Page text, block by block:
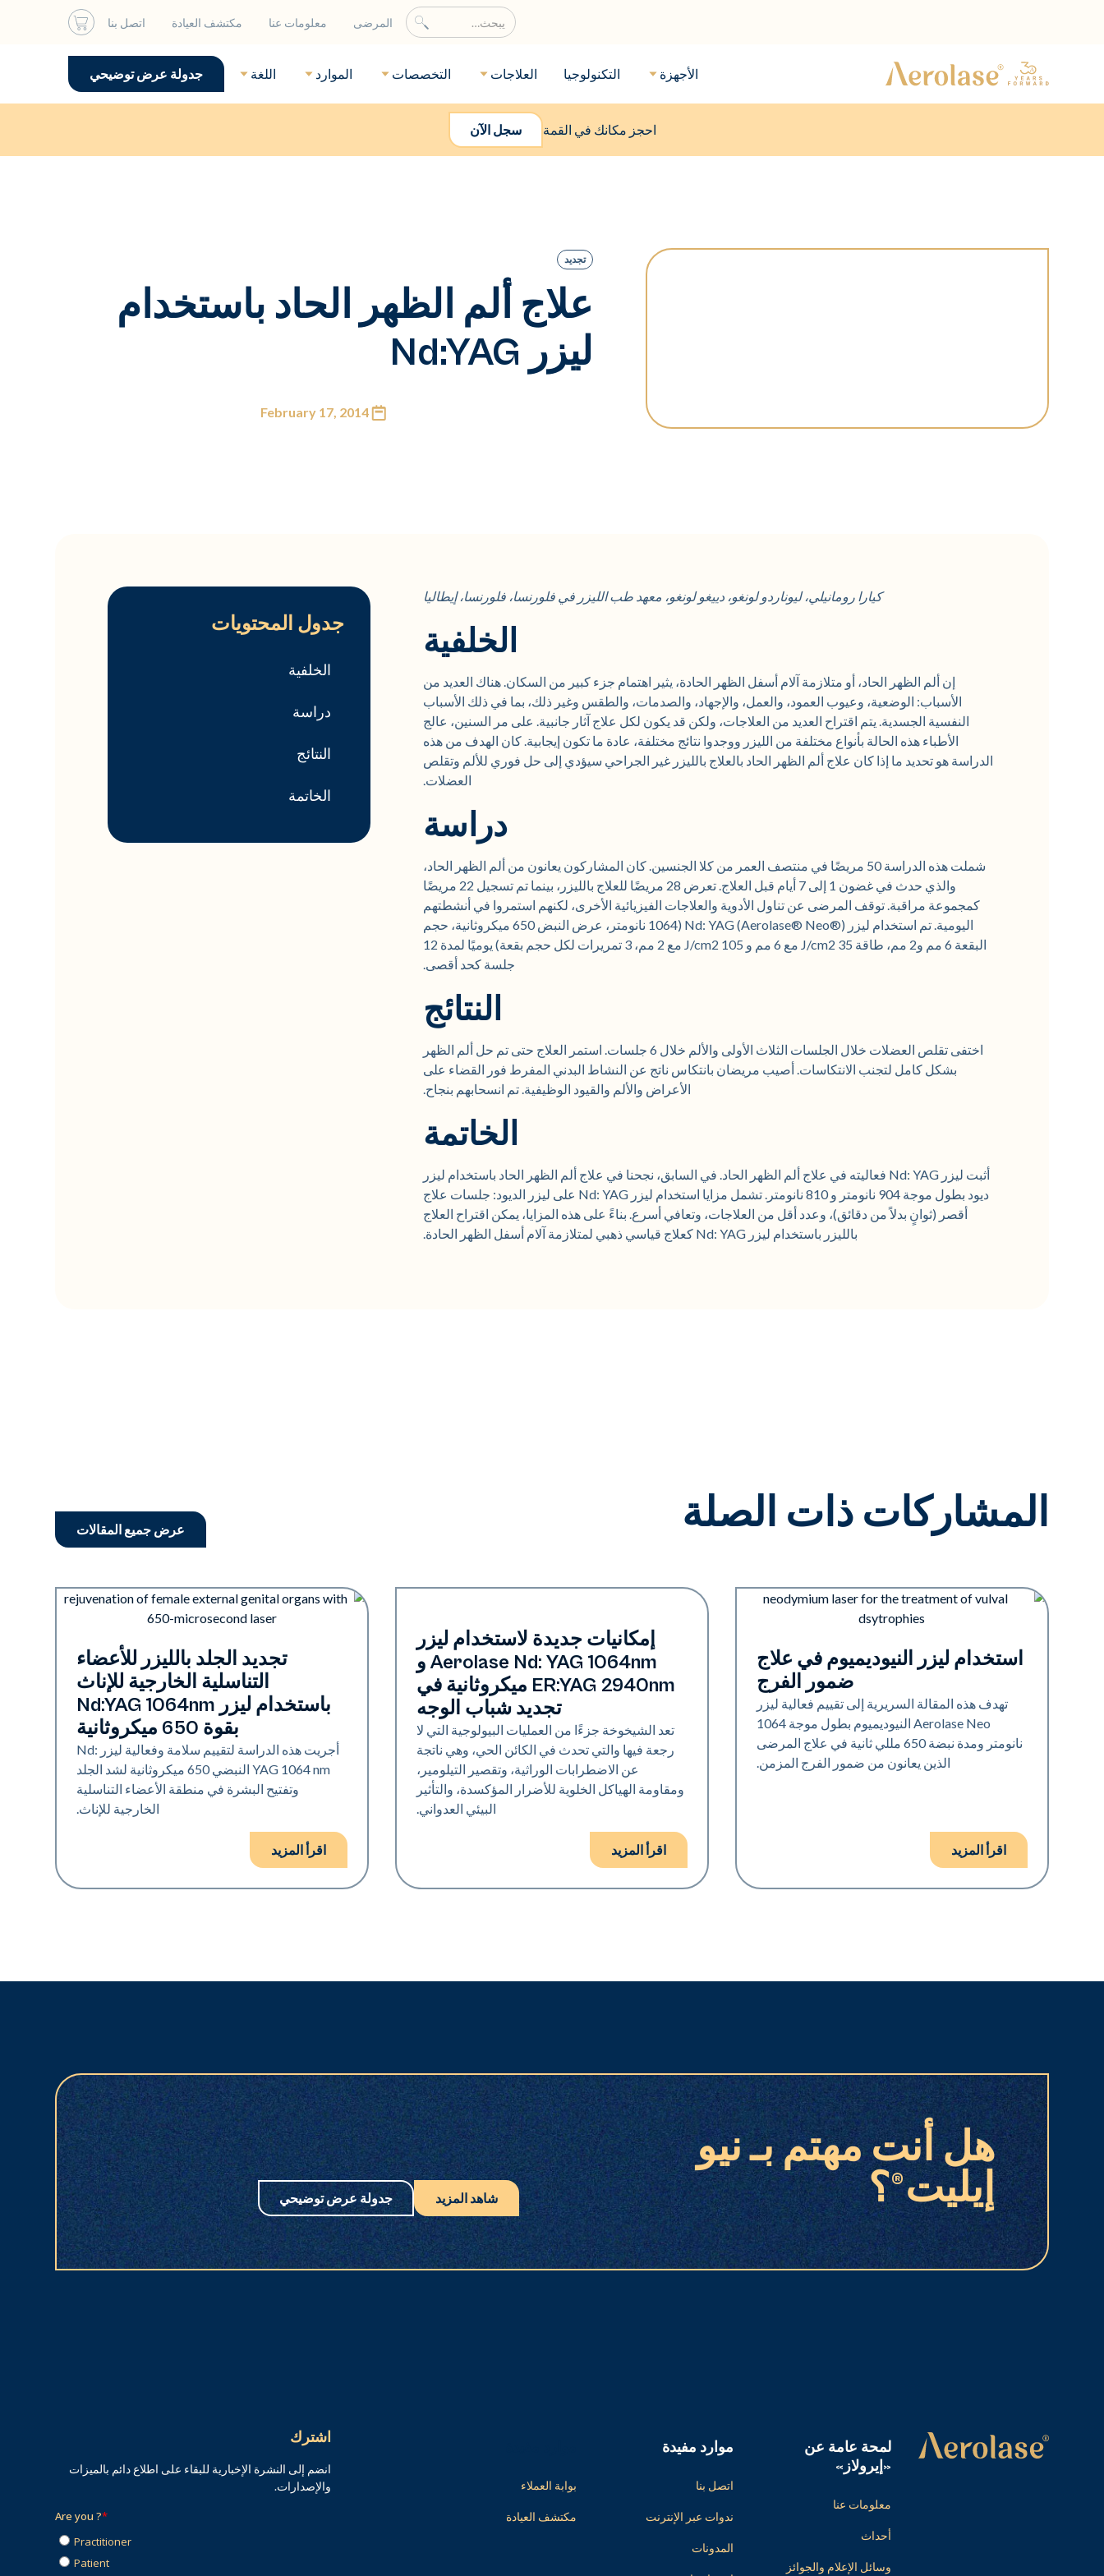
المرضى معلومات عنا مكتشف العيادة اتصل بنا
الأجهزة التكنولوجيا العلاجات التخصصات الموارد اللغة جدولة عرض توضيحي
احجز مكانك في القمة سجل الآن
تجديد
علاج ألم الظهر الحاد باستخدام
ليزر Nd:YAG
February 17, 2014
كيارا رومانيلي، ليوناردو لونغو، دييغو لونغو، معهد طب الليزر في فلورنسا، فلورنسا، إيطاليا
الخلفية
إن ألم الظهر الحاد، أو متلازمة آلام أسفل الظهر الحادة، يثير اهتمام جزء كبير من السكان. هناك العديد من
الأسباب: الوضعية، وعيوب العمود، والعمل، والإجهاد، والصدمات، والطقس وغير ذلك، بما في ذلك الأسباب
النفسية الجسدية. يتم اقتراح العديد من العلاجات، ولكن قد يكون لكل علاج آثار جانبية. على مر السنين، عالج
الأطباء هذه الحالة بأنواع مختلفة من الليزر ووجدوا نتائج مختلفة، عادة ما تكون إيجابية. كان الهدف من هذه
الدراسة هو تحديد ما إذا كان علاج ألم الظهر الحاد بالعلاج بالليزر غير الجراحي سيؤدي إلى حل فوري للألم وتقلص
العضلات.
دراسة
شملت هذه الدراسة 50 مريضًا في منتصف العمر من كلا الجنسين. كان المشاركون يعانون من ألم الظهر الحاد،
والذي حدث في غضون 1 إلى 7 أيام قبل العلاج. تعرض 28 مريضًا للعلاج بالليزر، بينما تم تسجيل 22 مريضًا
كمجموعة مراقبة. توقف المرضى عن تناول الأدوية والعلاجات الفيزيائية الأخرى، لكنهم استمروا في أنشطتهم
اليومية. تم استخدام ليزر Nd: YAG (Aerolase® Neo®) (1064 نانومتر، عرض النبض 650 ميكروثانية، حجم
البقعة 6 مم و2 مم، طاقة 35 J/cm2 مع 6 مم و 105 J/cm2 مع 2 مم، 3 تمريرات لكل حجم بقعة) يوميًا لمدة 12
جلسة كحد أقصى.
النتائج
اختفى تقلص العضلات خلال الجلسات الثلاث الأولى والألم خلال 6 جلسات. استمر العلاج حتى تم حل ألم الظهر
بشكل كامل لتجنب الانتكاسات. أصيب مريضان بانتكاس ناتج عن النشاط البدني المفرط فور القضاء على
الأعراض والألم والقيود الوظيفية. تم انسحابهم بنجاح.
الخاتمة
أثبت ليزر Nd: YAG فعاليته في علاج ألم الظهر الحاد. في السابق، نجحنا في علاج ألم الظهر الحاد باستخدام ليزر
ديود بطول موجة 904 نانومتر و 810 نانومتر. تشمل مزايا استخدام ليزر Nd: YAG على ليزر الديود: جلسات علاج
أقصر (ثوانٍ بدلاً من دقائق)، وعدد أقل من العلاجات، وتعافي أسرع. بناءً على هذه المزايا، يمكن اقتراح العلاج
بالليزر باستخدام ليزر Nd: YAG كعلاج قياسي ذهبي لمتلازمة آلام أسفل الظهر الحادة.
جدول المحتويات
الخلفية
دراسة
النتائج
الخاتمة
المشاركات ذات الصلة عرض جميع المقالات
تجديد
استخدام ليزر النيوديميوم في علاج
ضمور الفرج
تهدف هذه المقالة السريرية إلى تقييم فعالية ليزر
Aerolase Neo النيوديميوم بطول موجة 1064
نانومتر ومدة نبضة 650 مللي ثانية في علاج المرضى
الذين يعانون من ضمور الفرج المزمن.
اقرأ المزيد
إمكانيات جديدة لاستخدام ليزر
Aerolase Nd: YAG 1064nm و
ER:YAG 2940nm ميكروثانية في
تجديد شباب الوجه
تعد الشيخوخة جزءًا من العمليات البيولوجية التي لا
رجعة فيها والتي تحدث في الكائن الحي، وهي ناتجة
عن الاضطرابات الوراثية، وتقصير التيلومير،
ومقاومة الهياكل الخلوية للأضرار المؤكسدة، والتأثير
البيئي العدواني.
اقرأ المزيد
تجديد الجلد بالليزر للأعضاء
التناسلية الخارجية للإناث
باستخدام ليزر Nd:YAG 1064nm
بقوة 650 ميكروثانية
أجريت هذه الدراسة لتقييم سلامة وفعالية ليزر Nd:
YAG 1064 nm النبضي 650 ميكروثانية لشد الجلد
وتفتيح البشرة في منطقة الأعضاء التناسلية
الخارجية للإناث.
اقرأ المزيد
هل أنت مهتم بـ نيو
إيليت®؟
شاهد المزيد جدولة عرض توضيحي
لمحة عامة عن
«إيرولاز»
معلومات عنا
أحداث
وسائل الإعلام والجوائز
موارد مفيدة
اتصل بنا
ندوات عبر الإنترنت
المدونات
بوابة العملاء
مكتشف العيادة
اشترك
انضم إلى النشرة الإخبارية للبقاء على اطلاع دائم بالميزات
والإصدارات.